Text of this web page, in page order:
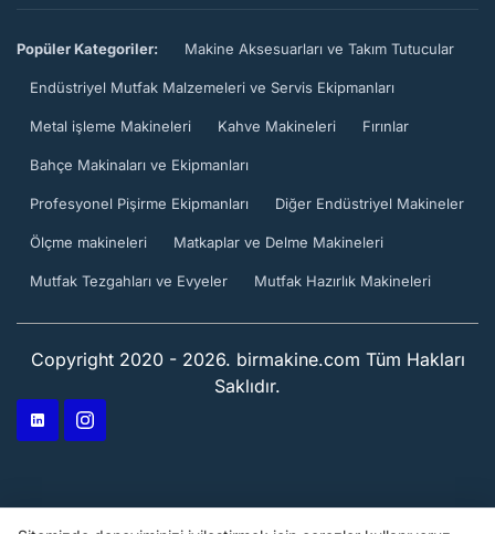
Popüler Kategoriler: Makine Aksesuarları ve Takım Tutucular
Endüstriyel Mutfak Malzemeleri ve Servis Ekipmanları
Metal işleme Makineleri Kahve Makineleri Fırınlar
Bahçe Makinaları ve Ekipmanları
Profesyonel Pişirme Ekipmanları Diğer Endüstriyel Makineler
Ölçme makineleri Matkaplar ve Delme Makineleri
Mutfak Tezgahları ve Evyeler Mutfak Hazırlık Makineleri
Copyright 2020 - 2026. birmakine.com Tüm Hakları
Saklıdır.